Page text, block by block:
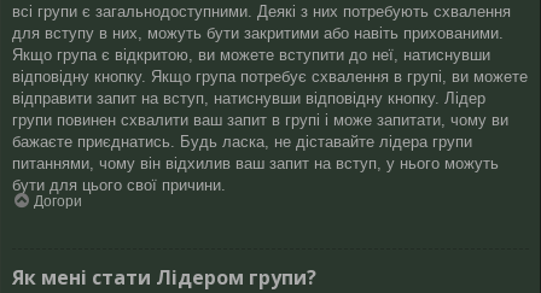
всі групи є загальнодоступними. Деякі з них потребують схвалення
для вступу в них, можуть бути закритими або навіть прихованими.
Якщо група є відкритою, ви можете вступити до неї, натиснувши
відповідну кнопку. Якщо група потребує схвалення в групі, ви можете
відправити запит на вступ, натиснувши відповідну кнопку. Лідер
групи повинен схвалити ваш запит в групі і може запитати, чому ви
бажаєте приєднатись. Будь ласка, не діставайте лідера групи
питаннями, чому він відхилив ваш запит на вступ, у нього можуть
бути для цього свої причини.
Догори
Як мені стати Лідером групи?